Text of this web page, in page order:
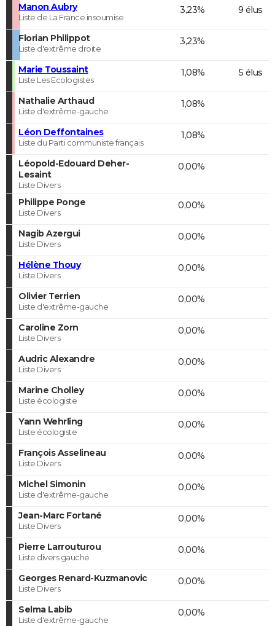
Manon Aubry
Liste de La France insoumise
3,23% 9 élus
Florian Philippot
Liste d'extrême droite
3,23%
Marie Toussaint
Liste Les Ecologistes
1,08% 5 élus
Nathalie Arthaud
Liste d'extrême-gauche
1,08%
Léon Deffontaines
Liste du Parti communiste français
1,08%
Léopold-Edouard Deher-
Lesaint
Liste Divers
0,00%
Philippe Ponge
Liste Divers
0,00%
Nagib Azergui
Liste Divers
0,00%
Hélène Thouy
Liste Divers
0,00%
Olivier Terrien
Liste d'extrême-gauche
0,00%
Caroline Zorn
Liste Divers
0,00%
Audric Alexandre
Liste Divers
0,00%
Marine Cholley
Liste écologiste
0,00%
Yann Wehrling
Liste écologiste
0,00%
François Asselineau
Liste Divers
0,00%
Michel Simonin
Liste d'extrême-gauche
0,00%
Jean-Marc Fortané
Liste Divers
0,00%
Pierre Larrouturou
Liste divers gauche
0,00%
Georges Renard-Kuzmanovic
Liste Divers
0,00%
Selma Labib
Liste d'extrême-gauche
0,00%